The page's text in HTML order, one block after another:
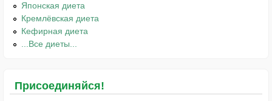
Японская диета
Кремлёвская диета
Кефирная диета
...Все диеты...
Присоединяйся!